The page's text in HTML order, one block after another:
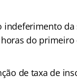
indeferimento
do
de taxa de